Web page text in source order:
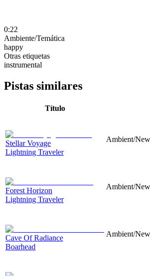
0:22
Ambiente/Temática
happy
Otras etiquetas
instrumental
Pistas similares
Título
Stellar Voyage
Lightning Traveler
Ambient/
Forest Horizon
Lightning Traveler
Ambient/
Cave Of Radiance
Boarhead
Ambient/